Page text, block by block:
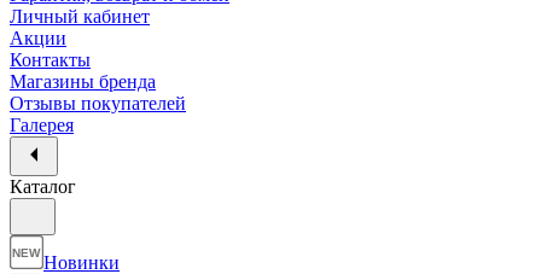
Личный кабинет
Акции
Контакты
Магазины бренда
Отзывы покупателей
Галерея
Каталог
NEW Новинки